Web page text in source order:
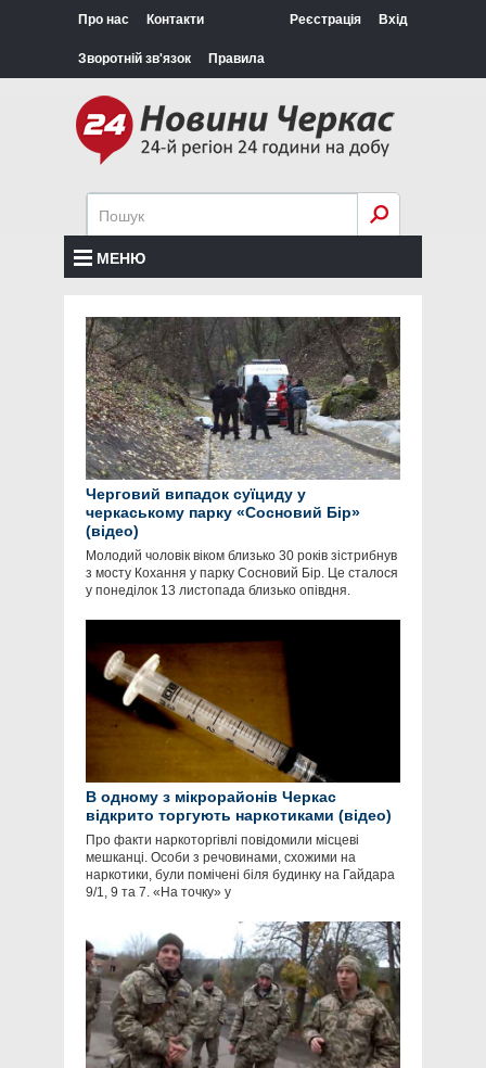
Про нас Контакти
Зворотній зв'язок Правила
Реєстрація Вхід
МЕНЮ
Черговий випадок суїциду у
черкаському парку «Сосновий Бір»
(відео)
Молодий чоловік віком близько 30 років зістрибнув
з мосту Кохання у парку Сосновий Бір. Це сталося
у понеділок 13 листопада близько опівдня.
В одному з мікрорайонів Черкас
відкрито торгують наркотиками (відео)
Про факти наркоторгівлі повідомили місцеві
мешканці. Особи з речовинами, схожими на
наркотики, були помічені біля будинку на Гайдара
9/1, 9 та 7. «На точку» у